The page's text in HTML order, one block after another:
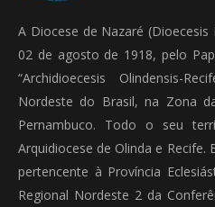
A Diocese de Nazaré
02 de agosto de 1918, pelo
“Archidioecesis Olindensis-
Nordeste do Brasil, na Zona
Pernambuco. Todo o seu
Arquidiocese de Olinda e Recife.
pertencente à Província
Regional Nordeste 2 da